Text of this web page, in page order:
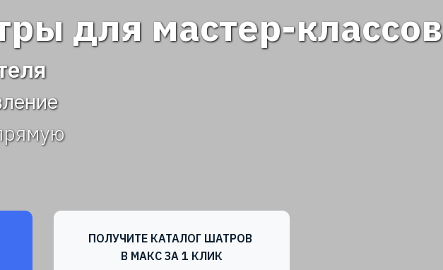
для мастер-классов
ПОЛУЧИТЕ КАТАЛОГ ШАТРОВ
В МАКС ЗА 1 КЛИК